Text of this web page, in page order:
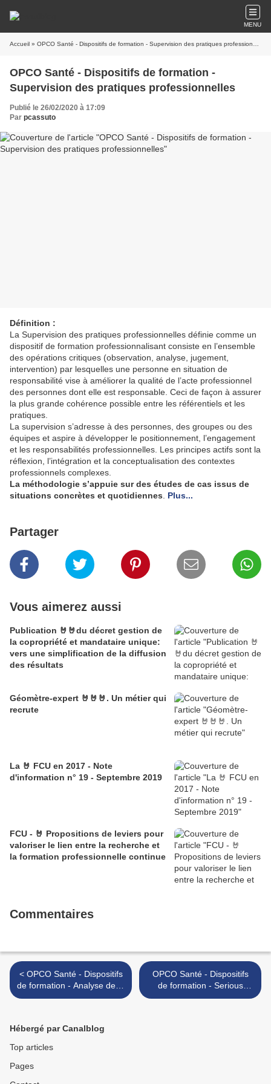
MENU
Accueil » OPCO Santé - Dispositifs de formation - Supervision des pratiques professionnelles
OPCO Santé - Dispositifs de formation -
Supervision des pratiques professionnelles
Publié le 26/02/2020 à 17:09
Par pcassuto
Définition :
La Supervision des pratiques professionnelles définie comme un
dispositif de formation professionnalisant consiste en l’ensemble
des opérations critiques (observation, analyse, jugement,
intervention) par lesquelles une personne en situation de
responsabilité vise à améliorer la qualité de l’acte professionnel
des personnes dont elle est responsable. Ceci de façon à assurer
la plus grande cohérence possible entre les référentiels et les
pratiques.
La supervision s’adresse à des personnes, des groupes ou des
équipes et aspire à développer le positionnement, l’engagement
et les responsabilités professionnelles. Les principes actifs sont la
réflexion, l’intégration et la conceptualisation des contextes
professionnels complexes.
La méthodologie s’appuie sur des études de cas issus de
situations concrètes et quotidiennes
Plus...
Partager
Vous aimerez aussi
Publication 🤘🤘du décret gestion de
la copropriété et mandataire unique:
vers une simplification de la diffusion
des résultats
Géomètre-expert 🤘🤘🤘. Un métier qui
recrute
La 🤘 FCU en 2017 - Note
d'information n° 19 - Septembre 2019
FCU - 🤘 Propositions de leviers pour
valoriser le lien entre la recherche et
la formation professionnelle continue
Commentaires
< OPCO Santé - Dispositifs
de formation - Analyse de la
pratique professionnelle
OPCO Santé - Dispositifs
de formation - Serious
Game (apprendre en
Hébergé par Canalblog
Top articles
Pages